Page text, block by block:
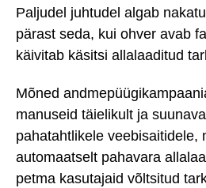
Paljudel juhtudel algab
pärast seda, kui ohver avab
käivitab käsitsi allalaaditud
Mõned
manuseid täielikult ja
pahatahtlikele veebisaitidele,
automaatselt pahavara
petma kasutajaid võltsitud